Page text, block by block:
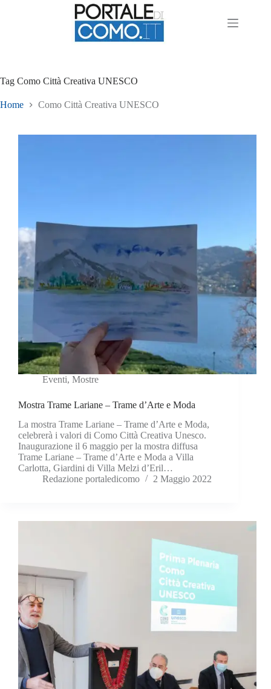
Tag Como Città Creativa UNESCO
Home Como Città Creativa UNESCO
Eventi, Mostre
Mostra Trame Lariane – Trame d’Arte e Moda
La mostra Trame Lariane – Trame d’Arte e Moda,
celebrerà i valori di Como Città Creativa Unesco.
Inaugurazione il 6 maggio per la mostra diffusa
Trame Lariane – Trame d’Arte e Moda a Villa
Carlotta, Giardini di Villa Melzi d’Eril…
Redazione portaledicomo
2 Maggio 2022